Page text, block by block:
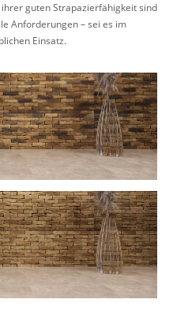
guten Strapazierfähigkeit sind
Anforderungen – sei es im
Einsatz.